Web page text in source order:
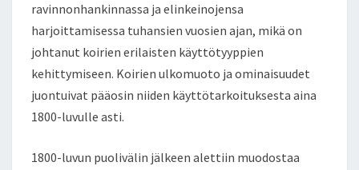
ravinnonhankinnassa ja elinkeinojensa
harjoittamisessa tuhansien vuosien ajan, mikä on
johtanut koirien erilaisten käyttötyyppien
kehittymiseen. Koirien ulkomuoto ja ominaisuudet
juontuivat pääosin niiden käyttötarkoituksesta aina
1800-luvulle asti.
1800-luvun puolivälin jälkeen alettiin muodostaa